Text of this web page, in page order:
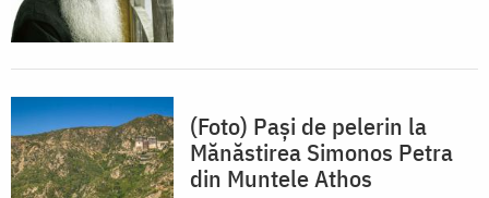
(Foto) Pași de pelerin la
Mănăstirea Simonos Petra
din Muntele Athos